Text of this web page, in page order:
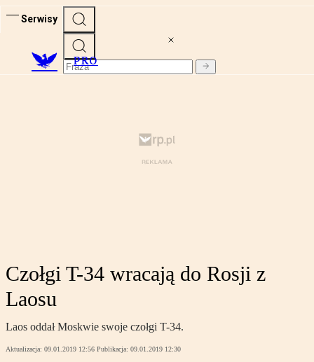
Serwisy
PRO
Czołgi T-34 wracają do Rosji z
Laosu
Laos oddał Moskwie swoje czołgi T-34.
Aktualizacja: 09.01.2019 12:56 Publikacja: 09.01.2019 12:30